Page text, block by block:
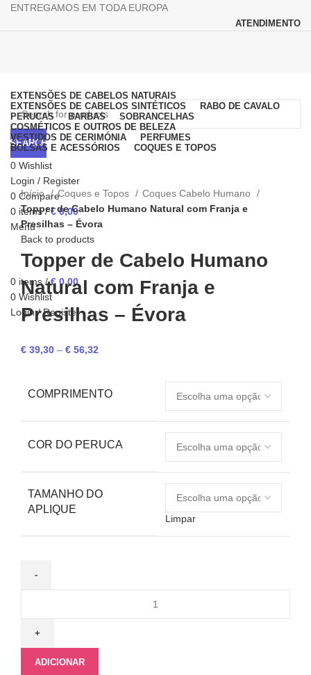
ENTREGAMOS EM TODA EUROPA
ATENDIMENTO
SEARCH
0 Wishlist
Login / Register
0 Compare
0 items / €0,00
Menu
0 items / € 0,00
0 Wishlist
Login / Register
EXTENSÕES DE CABELOS NATURAIS
EXTENSÕES DE CABELOS SINTÉTICOS
RABO DE CAVALO
PERUCAS
BARBAS
SOBRANCELHAS
COSMÉTICOS E OUTROS DE BELEZA
VESTIDOS DE CERIMÓNIA
PERFUMES
BOLSAS E ACESSÓRIOS
COQUES E TOPOS
Click to enlarge
Início
Coques e Topos
Coques Cabelo Humano
Topper de Cabelo Humano Natural com Franja e
Presilhas – Évora
Back to products
Topper de Cabelo Humano
Natural com Franja e
Presilhas – Évora
€ 39,30 – € 56,32
COMPRIMENTO
COR DO PERUCA
TAMANHO DO
APLIQUE
Limpar
ADICIONAR